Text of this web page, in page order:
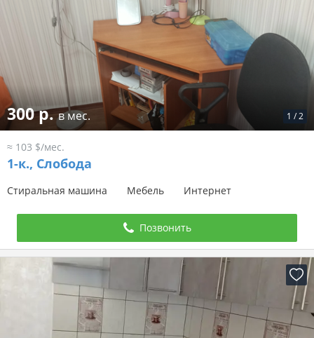
1 /2
300 р.в мес.
≈ 103 $/мес.
1-к., Слобода
Стиральная машина Мебель Интернет
Позвонить